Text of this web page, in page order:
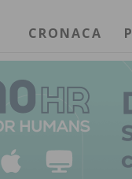
CRONACA